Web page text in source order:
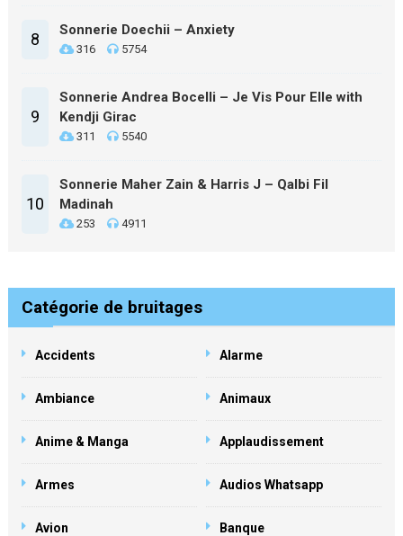
8 Sonnerie Doechii – Anxiety
316 5754
9
Sonnerie Andrea Bocelli – Je Vis Pour Elle with
Kendji Girac
311 5540
10
Sonnerie Maher Zain & Harris J – Qalbi Fil
Madinah
253 4911
Catégorie de bruitages
Accidents Alarme
Ambiance Animaux
Anime & Manga Applaudissement
Armes Audios Whatsapp
Avion Banque